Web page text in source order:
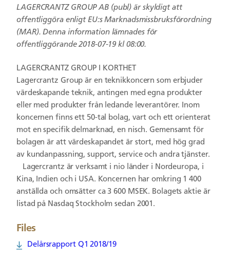
LAGERCRANTZ GROUP AB (publ) är skyldigt att
offentliggöra enligt EU:s Marknadsmissbruksförordning
(MAR).Denna information lämnades för
offentliggörande 2018-07-19 kl 08:00.
LAGERCRANTZ GROUP I KORTHET
Lagercrantz Group är en teknikkoncern som erbjuder
värdeskapande teknik, antingen med egna produkter
eller med produkter från ledande leverantörer. Inom
koncernen finns ett 50-tal bolag, vart och ett orienterat
mot en specifik delmarknad, en nisch. Gemensamt för
bolagen är att värdeskapandet är stort, med hög grad
av kundanpassning, support, service och andra tjänster.
Lagercrantz är verksamt i nio länder i Nordeuropa, i
Kina, Indien och i USA. Koncernen har omkring 1 400
anställda och omsätter ca 3 600 MSEK. Bolagets aktie är
listad på Nasdaq Stockholm sedan 2001.
Files
Delårsrapport Q1 2018/19